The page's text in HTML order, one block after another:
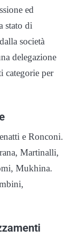
ed
stato di
società
delegazione
categorie per
e Ronconi.
Martinalli,
Mukhina.